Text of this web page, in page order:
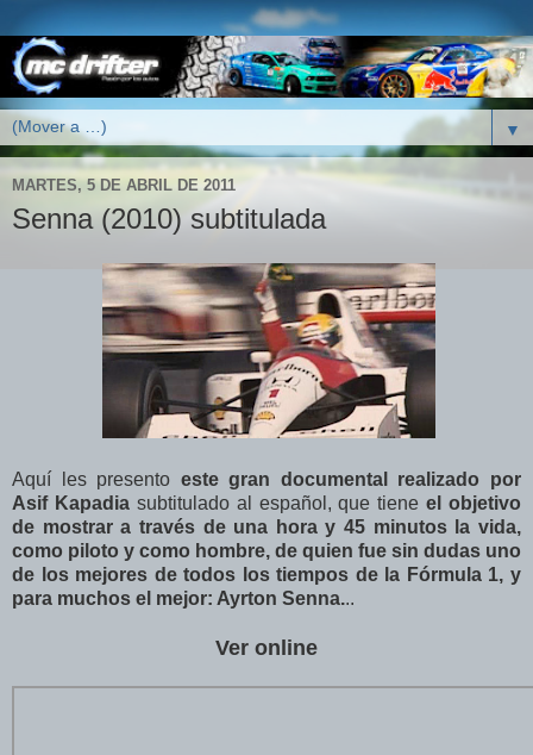
▼
MARTES, 5 DE ABRIL DE 2011
Senna (2010) subtitulada
Aquí les presento este gran documental realizado por
Asif Kapadiasubtitulado al español, que tieneel objetivo
de mostrar a través de una hora y 45 minutos la vida,
como piloto y como hombre, de quien fue sin dudas uno
de los mejores de todos los tiempos de la Fórmula 1, y
para muchos el mejor: Ayrton Senna...
Ver online